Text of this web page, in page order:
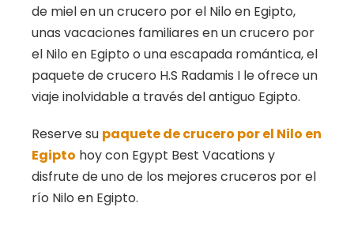
de miel en un crucero por el Nilo en Egipto,
unas vacaciones familiares en un crucero por
el Nilo en Egipto o una escapada romántica, el
paquete de crucero H.S Radamis I le ofrece un
viaje inolvidable a través del antiguo Egipto.
Reserve su paquete de crucero por el Nilo en
Egipto hoy con Egypt Best Vacations y
disfrute de uno de los mejores cruceros por el
río Nilo en Egipto.